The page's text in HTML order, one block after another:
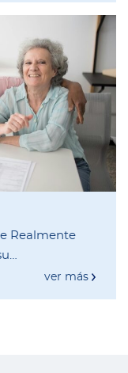
Realmente
ver más